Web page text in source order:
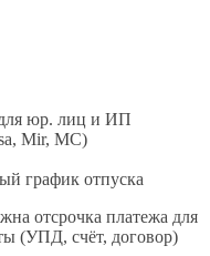
юр. лиц и ИП
Mir, МС)
график отпуска
отсрочка платежа для
(УПД, счёт, договор)